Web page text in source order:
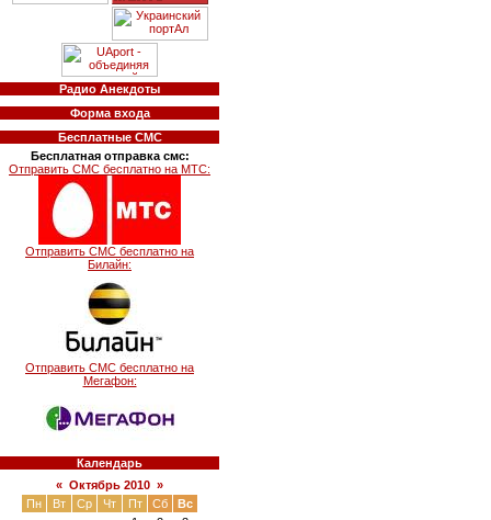
Радио Анекдоты
Форма входа
Бесплатные СМС
Бесплатная отправка смс:
Отправить СМС бесплатно на МТС:
Отправить СМС бесплатно на
Билайн:
Отправить СМС бесплатно на
Мегафон:
Календарь
« Октябрь 2010 »
Пн
Вт Ср Чт Пт Сб
Вс